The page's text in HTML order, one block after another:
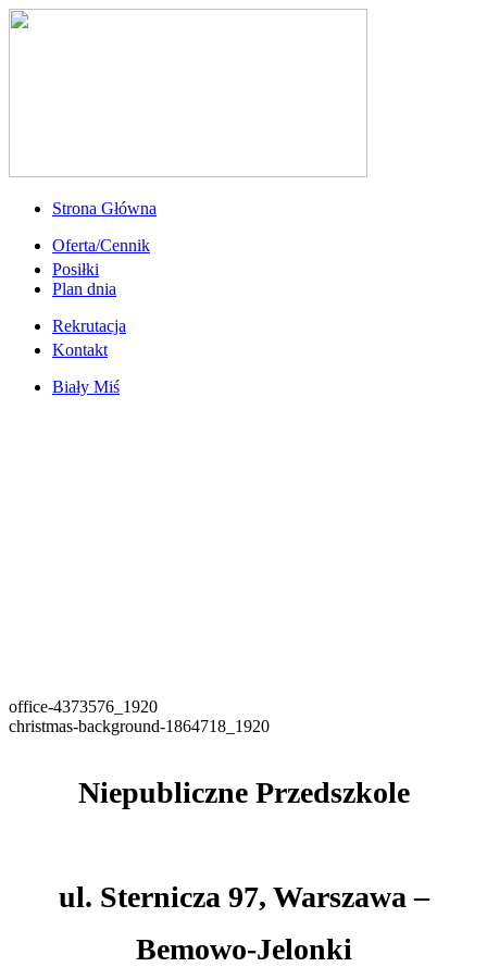
Strona Główna
Oferta/Cennik
Posiłki
Plan dnia
Rekrutacja
Kontakt
Biały Miś
office-4373576_1920
christmas-background-1864718_1920
Niepubliczne Przedszkole
ul. Sternicza 97, Warszawa –
Bemowo-Jelonki